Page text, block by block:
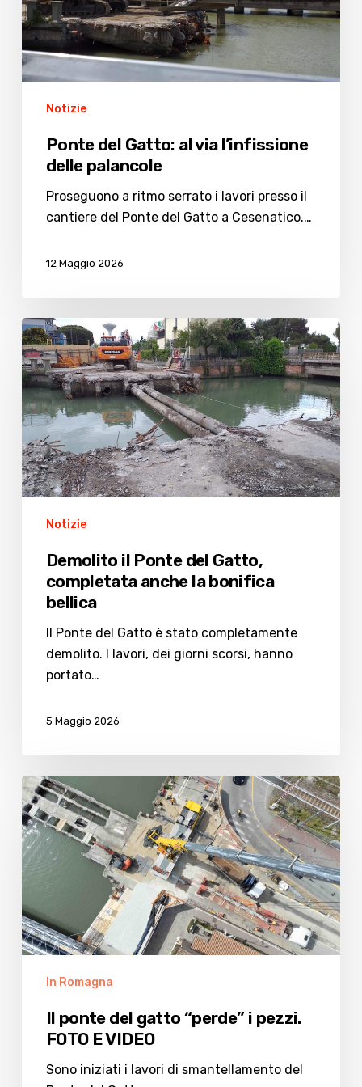
delle
palancole
Notizie
Ponte del Gatto: al via l’infissione
delle palancole
Proseguono a ritmo serrato i lavori presso il
cantiere del Ponte del Gatto a Cesenatico.…
12 Maggio 2026
Demolito
il
Ponte
del
Gatto,
completata
anche
la
bonifica
bellica
Notizie
Demolito il Ponte del Gatto,
completata anche la bonifica
bellica
Il Ponte del Gatto è stato completamente
demolito. I lavori, dei giorni scorsi, hanno
portato…
5 Maggio 2026
Il
ponte
del
gatto
“perde”
pezzi.
FOTO
E
VIDEO
In Romagna
Il ponte del gatto “perde” i pezzi.
FOTO E VIDEO
Sono iniziati i lavori di smantellamento del